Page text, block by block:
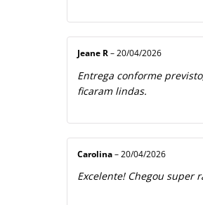
Jeane R – 20/04/2026
Entrega conforme
ficaram lindas.
Carolina – 20/04/2026
Excelente! Chegou super